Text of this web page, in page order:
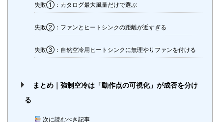
失敗①：カタログ最大風量だけで選ぶ
失敗②：ファンとヒートシンクの距離が近すぎる
失敗③：自然空冷用ヒートシンクに無理やりファンを付ける
まとめ｜強制空冷は「動作点の可視化」が成否を分け
る
次に読むべき記事